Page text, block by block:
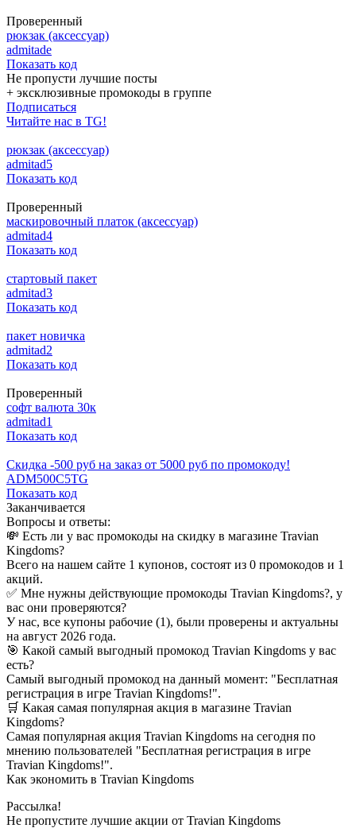
Проверенный
рюкзак (аксессуар)
admitade
Показать код
Не пропусти лучшие посты
+ эксклюзивные промокоды в группе
Подписаться
Читайте нас в TG!
рюкзак (аксессуар)
admitad5
Показать код
Проверенный
маскировочный платок (аксессуар)
admitad4
Показать код
стартовый пакет
admitad3
Показать код
пакет новичка
admitad2
Показать код
Проверенный
софт валюта 30к
admitad1
Показать код
Скидка -500 руб на заказ от 5000 руб по промокоду!
ADM500C5TG
Показать код
Заканчивается
Вопросы и ответы:
💸 Есть ли у вас промокоды на скидку в магазине Travian
Kingdoms?
Всего на нашем сайте 1 купонов, состоят из 0 промокодов и 1
акций.
✅ Мне нужны действующие промокоды Travian Kingdoms?, у
вас они проверяются?
У нас, все купоны рабочие (1), были проверены и актуальны
на август 2026 года.
🎯 Какой самый выгодный промокод Travian Kingdoms у вас
есть?
Самый выгодный промокод на данный момент: "Бесплатная
регистрация в игре Travian Kingdoms!".
🛒 Какая самая популярная акция в магазине Travian
Kingdoms?
Самая популярная акция Travian Kingdoms на сегодня по
мнению пользователей "Бесплатная регистрация в игре
Travian Kingdoms!".
Как экономить в Travian Kingdoms
Рассылка!
Не пропустите лучшие акции от Travian Kingdoms